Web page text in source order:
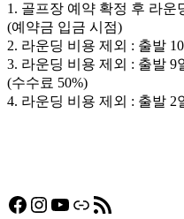
1. 골프장 예약 확정 후 라
(예약금 입금 시점)
2. 라운딩 비용 제외 : 출발
3. 라운딩 비용 제외 : 출발
(수수료 50%)
4. 라운딩 비용 제외 : 출발
Facebook
Instagram
YouTube
링크RSS 피드